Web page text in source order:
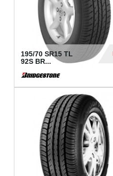
195/70 SR15 TL
92S BR...